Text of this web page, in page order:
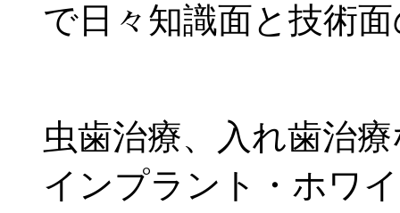
で日々知識面と技術
虫歯治療、入れ歯治
インプラント・ホワ